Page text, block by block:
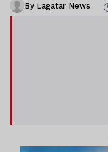
By Lagatar News